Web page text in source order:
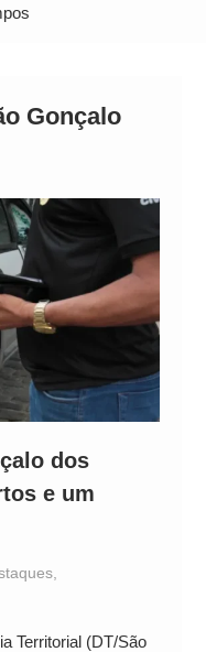
Gonçalo
dos
e um
,
Territorial (DT/São